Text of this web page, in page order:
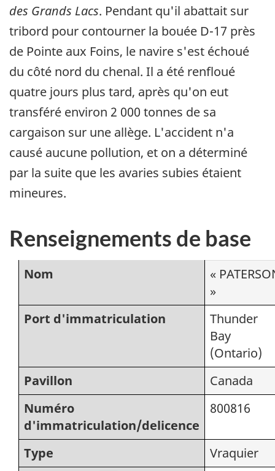
des Grands Lacs. Pendant qu'il abattait sur
tribord pour contourner la bouée D-17 près
de Pointe aux Foins, le navire s'est échoué
du côté nord du chenal. Il a été renfloué
quatre jours plus tard, après qu'on eut
transféré environ 2 000 tonnes de sa
cargaison sur une allège. L'accident n'a
causé aucune pollution, et on a déterminé
par la suite que les avaries subies étaient
mineures.
Renseignements de base
Nom
«
»
Port d'immatriculation
Thunder
Bay
(Ontario)
Pavillon
Canada
Numéro
d'immatriculation/delicence
800816
Type
Vraquier